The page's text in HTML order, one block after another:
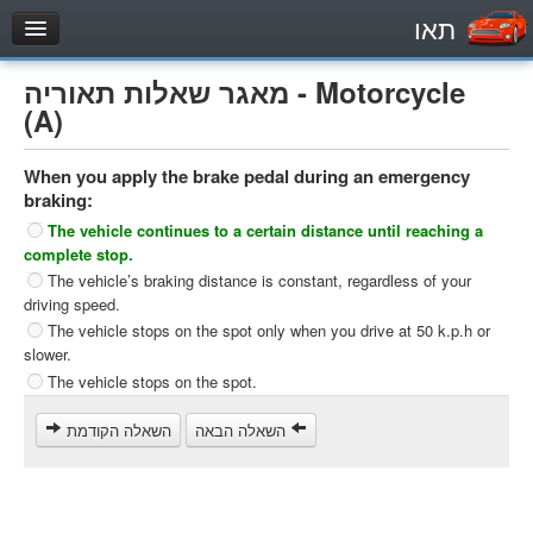
תאו
עמוד הבית
מבחן
Private Vehicles (B)
Motorcycle (A)
Tractors (1)
Trucks (lorry) (C1)
Heavy trucks (C)
Public Service Vehicles (D)
מאגר שאלות
Private Vehicles (B)
Motorcycle (A)
מאגר שאלות תאוריה - Motorcycle
(A)
When you apply the brake pedal during an emergency
braking:
The vehicle continues to a certain distance until reaching a
complete stop.
The vehicle’s braking distance is constant, regardless of your
driving speed.
The vehicle stops on the spot only when you drive at 50 k.p.h or
slower.
The vehicle stops on the spot.
השאלה הקודמת